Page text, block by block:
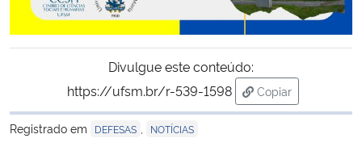
Banco Central do Brasil
Divulgue este conteúdo:
https://ufsm.br/r-539-1598
Copiar
para área de
Registrado em
DEFESAS NOTÍCIAS